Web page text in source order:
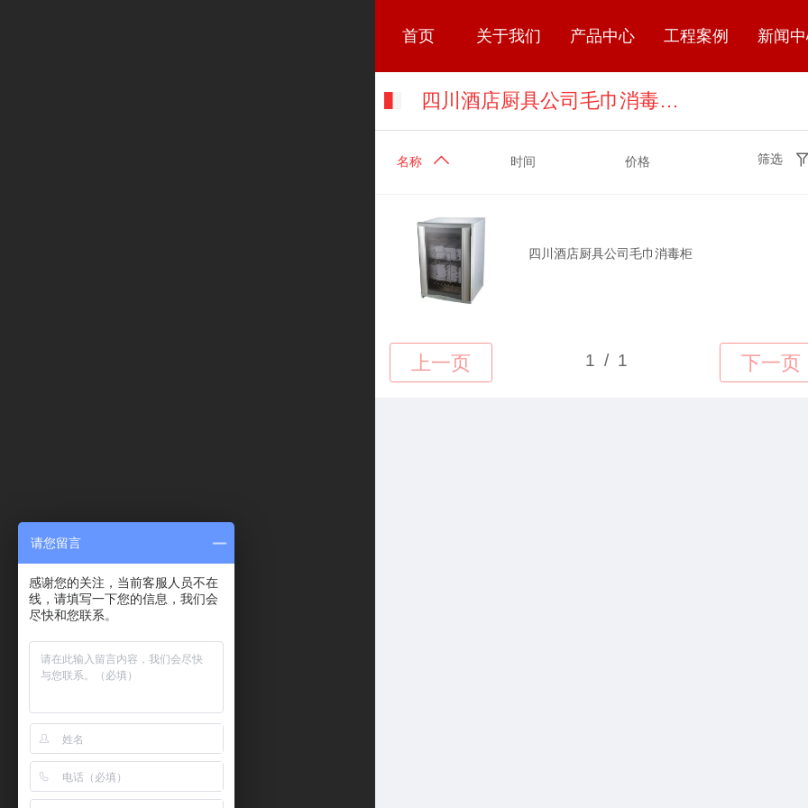
首页 关于我们 产品中心 工程案例 新闻
四川酒店厨具公司毛巾消毒柜
名称 时间 价格 筛选
四川酒店厨具公司毛巾消毒柜
请您留言
感谢您的关注，当前客服人员不在
线，请填写一下您的信息，我们会
尽快和您联系。